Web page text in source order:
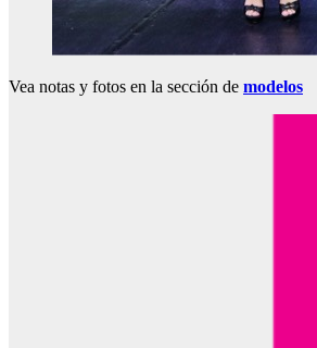
Vea notas y fotos en la sección de modelos